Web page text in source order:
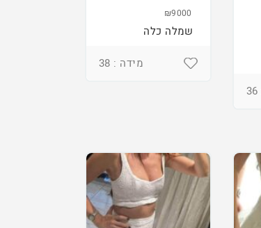
₪9000
שמלה כלה
מידה : 38